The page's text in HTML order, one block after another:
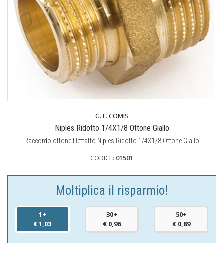
G.T. COMIS
Niples Ridotto 1/4X1/8 Ottone Giallo
Raccordo ottone filettatto Niples Ridotto 1/4X1/8 Ottone Giallo
CODICE: 01501
Moltiplica il risparmio!
1+
€ 1,03
30+
€ 0,96
50+
€ 0,89